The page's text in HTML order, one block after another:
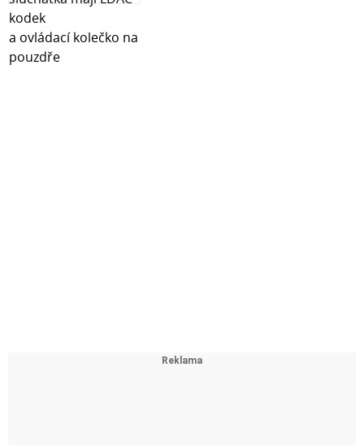
Vhodné pro: Kluky i holky (uni)
Věk dítěte: 12-36 měsíců (věk od 24 měsíců)